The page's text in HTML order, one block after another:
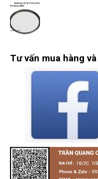
Tư vấn mua hàng